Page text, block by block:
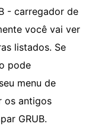
- carregador de
você vai ver
listados. Se
pode
menu de
os antigos
GRUB.